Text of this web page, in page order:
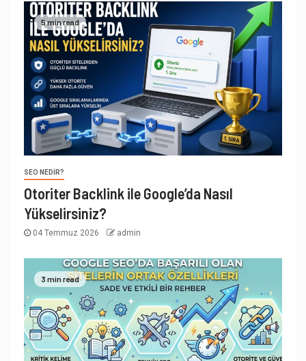
5 min read
SEO NEDIR?
Otoriter Backlink ile Google’da Nasıl
Yükselirsiniz?
04 Temmuz 2026 admin
3 min read